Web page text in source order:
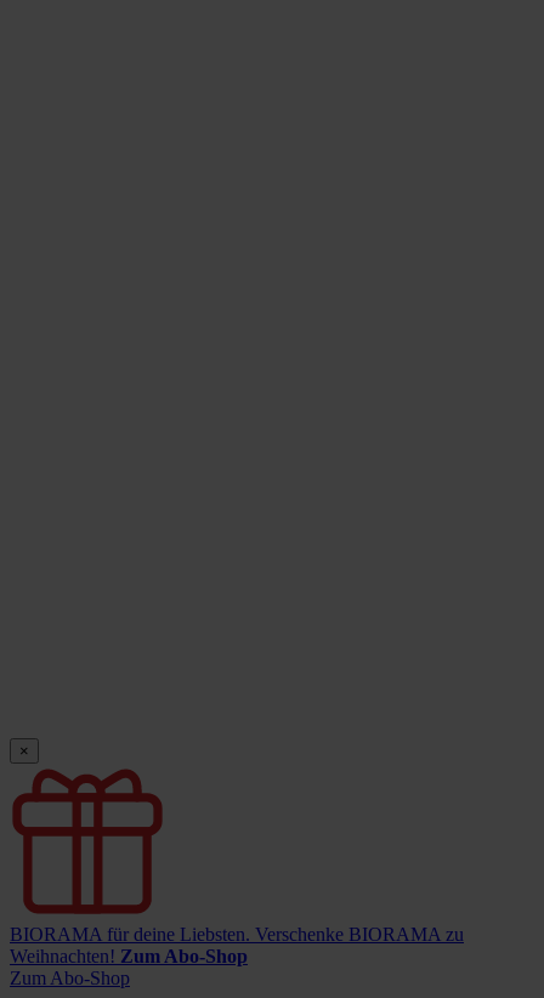
×
BIORAMA für deine Liebsten. Verschenke BIORAMA zu
Weihnachten! Zum Abo-Shop
Zum Abo-Shop